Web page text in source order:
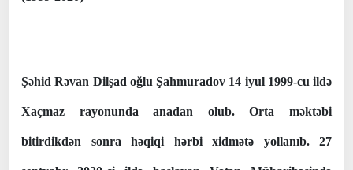
Şəhid Rəvan Dilşad oğlu Şahmuradov 14 iyul 1999-cu ildə
Xaçmaz rayonunda anadan olub. Orta məktəbi
bitirdikdən sonra həqiqi hərbi xidmətə yollanıb. 27